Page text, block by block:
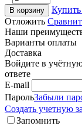
В корзину
Отложить
Наши
Варианты оплаты
Доставка
Войдите в
ответе
E-mail
ПарольЗабыли
Создать учетную
Запомнить